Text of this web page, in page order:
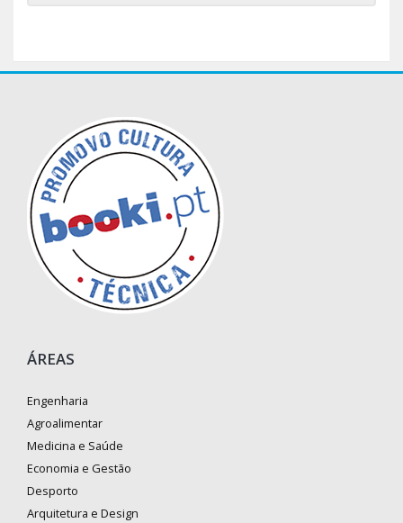
ÁREAS
Engenharia
Agroalimentar
Medicina e Saúde
Economia e Gestão
Desporto
Arquitetura e Design